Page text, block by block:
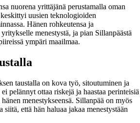
nuorena yrittäjänä perustamalla oman
uusien teknologioiden
Hänen rohkeutensa ja
menestystä, ja pian Sillanpäästä
ympäri maailmaa.
taustalla on kova työ, sitoutuminen ja
pelännyt ottaa riskejä ja haastaa perinteisiä
menestykseensä. Sillanpää on myös
että hän haluaa jakaa menestystään